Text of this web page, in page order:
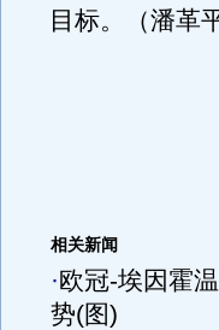
目标。（潘革
相关新闻
·欧冠-埃因霍
势(图)